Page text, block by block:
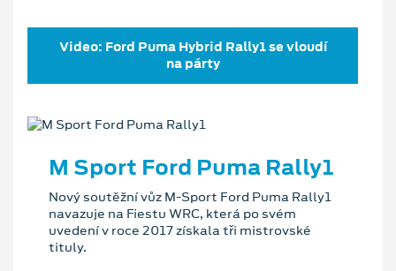
Video: Ford Puma Hybrid Rally1 se vloudí
na párty
M Sport Ford Puma Rally1
Nový soutěžní vůz M-Sport Ford Puma Rally1
navazuje na Fiestu WRC, která po svém
uvedení v roce 2017 získala tři mistrovské
tituly.